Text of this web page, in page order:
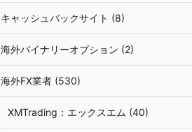
キャッシュバックサイト (8)
海外バイナリーオプション (2)
海外FX業者 (530)
XMTrading：エックスエム (40)